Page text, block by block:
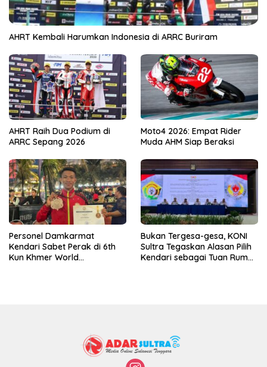
AHRT Kembali Harumkan Indonesia di ARRC Buriram
AHRT Raih Dua Podium di
ARRC Sepang 2026
Moto4 2026: Empat Rider
Muda AHM Siap Beraksi
Personel Damkarmat
Kendari Sabet Perak di 6th
Kun Khmer World
Bukan Tergesa-gesa, KONI
Sultra Tegaskan Alasan Pilih
Kendari sebagai Tuan Rumah